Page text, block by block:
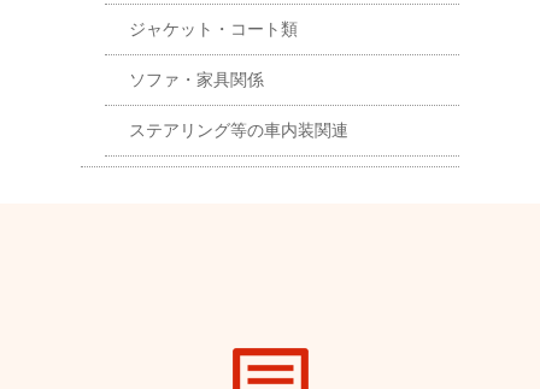
ジャケット・コート類
ソファ・家具関係
ステアリング等の車内装関連